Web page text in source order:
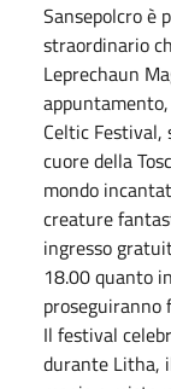
Sansepolcro è
straordinario
Leprechaun
appuntamento,
Celtic
cuore della
mondo
creature
ingresso
18.00 quanto
proseguiranno
Il festival
durante Litha,